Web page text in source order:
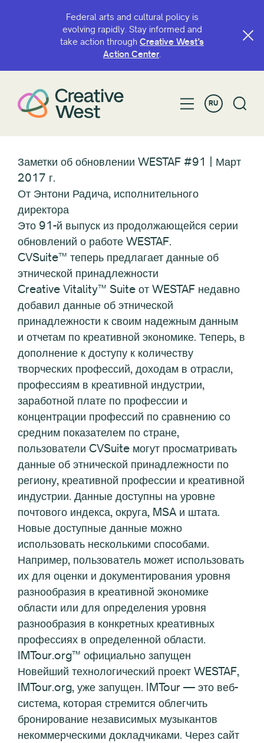
Federal arts and cultural policy is
evolving rapidly. Stay informed and
take action through Creative West’s
Action Center.
RU
Заметки об обновлении WESTAF #91 | Март
2017 г.
От Энтони Радича, исполнительного
директора
Это 91-й выпуск из продолжающейся серии
обновлений о работе WESTAF.
CVSuite™ теперь предлагает данные об
этнической принадлежности
Creative Vitality™ Suite от WESTAF недавно
добавил данные об этнической
принадлежности к своим надежным данным
и отчетам по креативной экономике. Теперь, в
дополнение к доступу к количеству
творческих профессий, доходам в отрасли,
профессиям в креативной индустрии,
заработной плате по профессии и
концентрации профессий по сравнению со
средним показателем по стране,
пользователи CVSuite могут просматривать
данные об этнической принадлежности по
региону, креативной профессии и креативной
индустрии. Данные доступны на уровне
почтового индекса, округа, MSA и штата.
Новые доступные данные можно
использовать несколькими способами.
Например, пользователь может использовать
их для оценки и документирования уровня
разнообразия в креативной экономике
области или для определения уровня
разнообразия в конкретных креативных
профессиях в определенной области.
IMTour.org™ официально запущен
Новейший технологический проект WESTAF,
IMTour.org, уже запущен. IMTour — это веб-
система, которая стремится облегчить
бронирование независимых музыкантов
некоммерческими докладчиками. Через сайт